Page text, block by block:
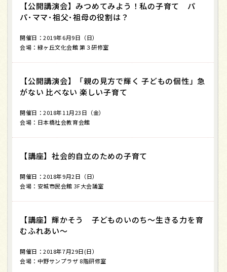
【公開講演会】みつめてみよう！私の子育て パ
パ･ママ･祖父･祖母の役割は？
開催日：2019年6月9日（日）
会場：緑ヶ丘文化会館 第３研修室
【公開講演会】「親の見方で輝く 子どもの個性」急
がない 比べない 楽しい子育て
開催日：2018年11月23日（金）
会場：日本橋社会教育会館
【講座】社会的自立のための子育て
開催日：2018年9月2日（日）
会場：安城市民会館 3F大会議室
【講座】輝かそう 子どものいのち～生きる力を育
むふれあい～
開催日：2018年7月29日(日）
会場：中野サンプラザ 8階研修室